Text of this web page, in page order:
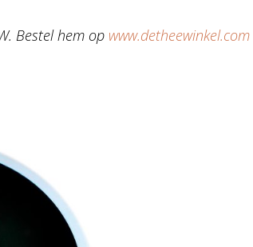
Bestel hem op www.detheewinkel.com